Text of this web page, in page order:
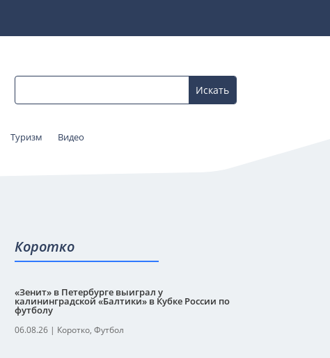
Туризм Видео
Коротко
«Зенит» в Петербурге выиграл у
калининградской «Балтики» в Кубке России по
футболу
06.08.26| Коротко, Футбол